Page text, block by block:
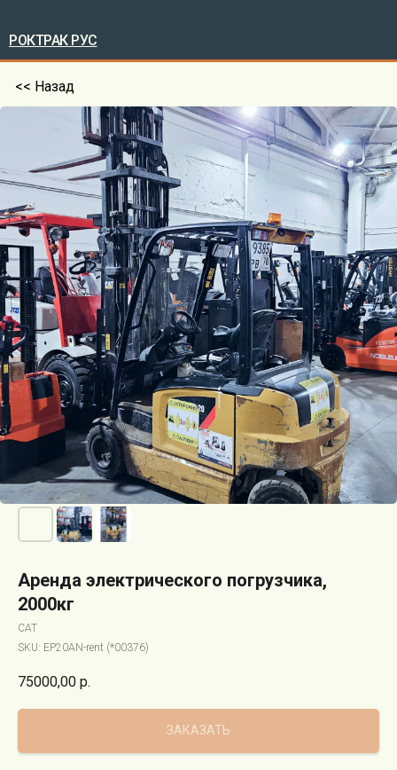
РОКТРАК РУС
<< Назад
Аренда электрического погрузчика,
2000кг
CAT
SKU: EP20AN-rent (*00376)
75000,00 р.
ЗАКАЗАТЬ